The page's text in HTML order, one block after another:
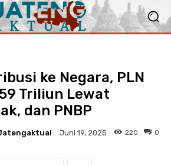
ke Negara, PLN
Triliun Lewat
dan PNBP
Juni 19, 2025 0
220